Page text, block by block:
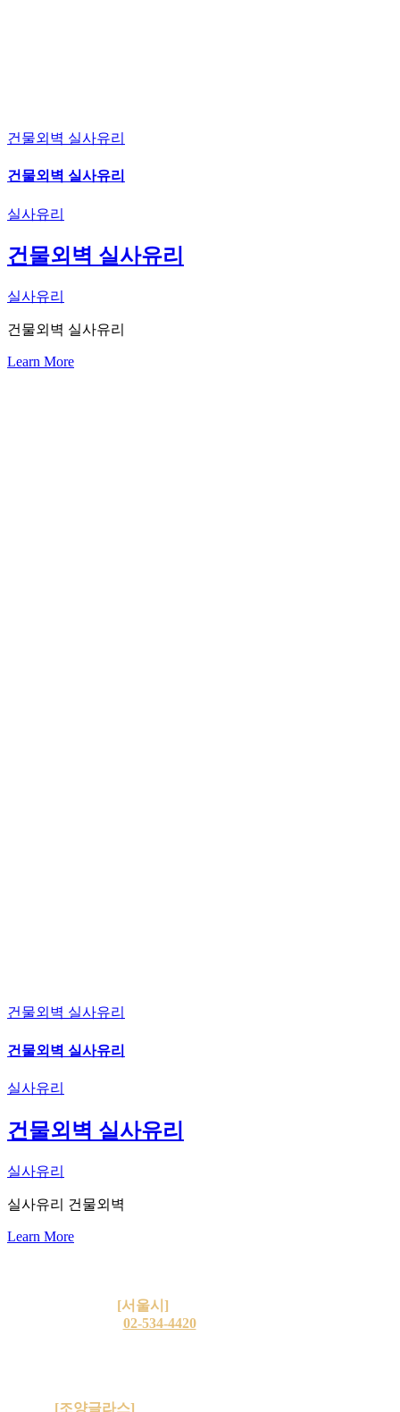
건물외벽 실사유리
건물외벽 실사유리
실사유리
건물외벽 실사유리
실사유리
건물외벽 실사유리
Learn More
건물외벽 실사유리
건물외벽 실사유리
실사유리
건물외벽 실사유리
실사유리
실사유리 건물외벽
Learn More
[서울시]
02-534-4420| F: 02-535-5261
[조양글라스]